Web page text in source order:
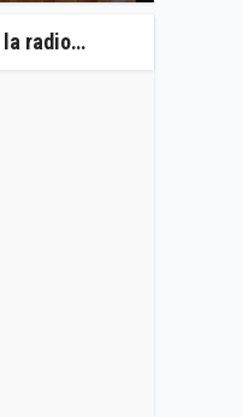
la radio…